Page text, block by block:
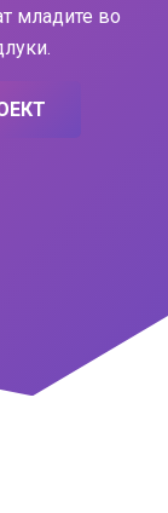
младите во